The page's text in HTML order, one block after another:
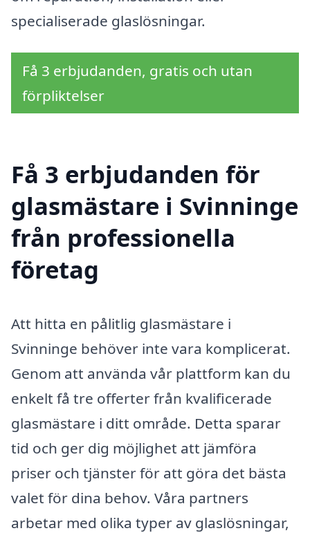
specialiserade glaslösningar.
Få 3 erbjudanden, gratis och utan
förpliktelser
Få 3 erbjudanden för
glasmästare i Svinninge
från professionella
företag
Att hitta en pålitlig glasmästare i
Svinninge behöver inte vara komplicerat.
Genom att använda vår plattform kan du
enkelt få tre offerter från kvalificerade
glasmästare i ditt område. Detta sparar
tid och ger dig möjlighet att jämföra
priser och tjänster för att göra det bästa
valet för dina behov. Våra partners
arbetar med olika typer av glaslösningar,